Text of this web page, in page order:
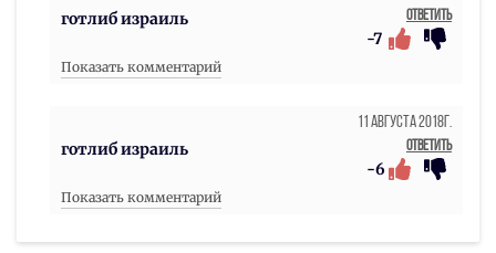
готлиб израиль
Ответить
-7
Показать комментарий
готлиб израиль
11 Августа 2018г.
Ответить
-6
Показать комментарий